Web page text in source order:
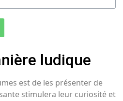
ludique
est de les présenter de
stimulera leur curiosité et